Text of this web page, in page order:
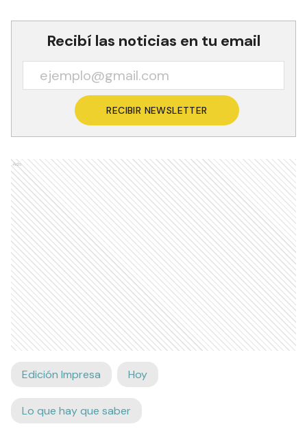
Recibí las noticias en tu email
RECIBIR NEWSLETTER
Ads
Edición Impresa Hoy
Lo que hay que saber